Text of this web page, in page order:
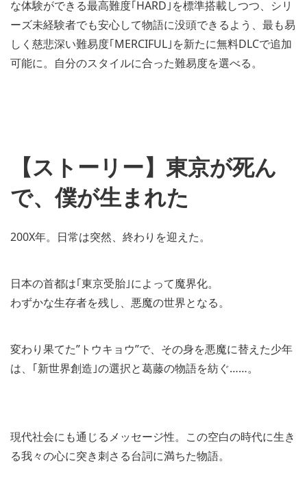
な体験ができる最高難度｢HARD｣を標準搭載しつつ、シリ
ーズ未経験者でも安心して物語に没頭できるよう、最も易
しく慈悲深い難易度｢MERCIFUL｣を新たに無料DLCで追加
可能に。自分のスタイルに合った難易度を選べる。
【ストーリー】東京が死ん
で、僕が生まれた
200X年。日常は突然、終わりを迎えた。
日本の首都は｢東京受胎｣によって魔界化。
わずかな生存者を残し、悪魔の世界となる。
変わり果てた”トウキョウ”で、その身を悪魔に替えた少年
は、｢新世界創造｣の選択と葛藤の物語を紡ぐ……。
現代社会にも通じるメッセージ性。この空白の時代に生き
る我々の心に突き刺さる台詞に満ちた物語。